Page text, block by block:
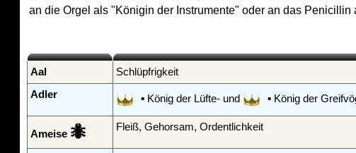
an die Orgel als "Königin der Instrumente" oder an das
Aal
Schlüpfrigkeit
Adler
▪ König der Lüfte- und ▪ König der
Ameise 🐜 Fleiß, Gehorsam, Ordentlichkeit